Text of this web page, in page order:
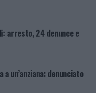
arresto, 24 denunce e
un’anziana: denunciato